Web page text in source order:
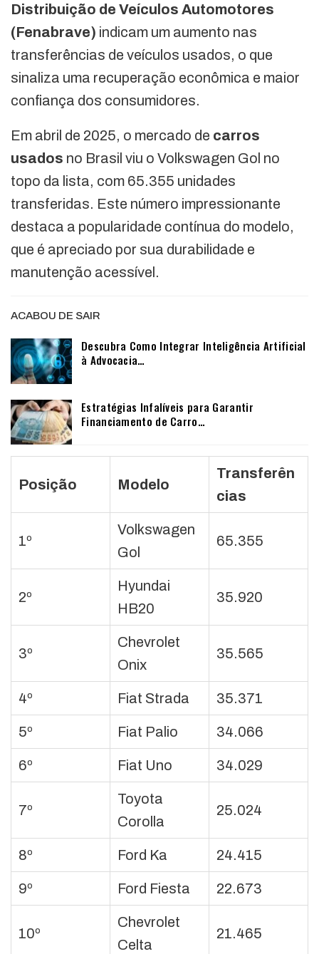
Distribuição de Veículos Automotores
(Fenabrave) indicam um aumento nas
transferências de veículos usados, o que
sinaliza uma recuperação econômica e maior
confiança dos consumidores.
Em abril de 2025, o mercado de carros
usados no Brasil viu o Volkswagen Gol no
topo da lista, com 65.355 unidades
transferidas. Este número impressionante
destaca a popularidade contínua do modelo,
que é apreciado por sua durabilidade e
manutenção acessível.
ACABOU DE SAIR
Descubra Como Integrar Inteligência Artificial
à Advocacia…
Estratégias Infalíveis para Garantir
Financiamento de Carro…
Posição Modelo
Transferên
cias
1º
Volkswagen
Gol
65.355
2º
Hyundai
HB20
35.920
3º
Chevrolet
Onix
35.565
4º Fiat Strada 35.371
5º Fiat Palio 34.066
6º Fiat Uno 34.029
7º
Toyota
Corolla
25.024
8º Ford Ka 24.415
9º Ford Fiesta 22.673
10º
Chevrolet
Celta
21.465